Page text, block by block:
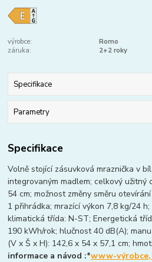
výrobce:
Romo
záruka:
2+2 roky
Specifikace
Parametry
Specifikace
Volně stojící zásuvková mraznička v
integrovaným madlem; celkový užitný
54 cm; možnost změny směru
1 přihrádka; mrazící výkon 7,8 kg/24
klimatická třída: N-ST; Energetická
190 kWh/rok; hlučnost 40 dB(A);
(V x Š x H): 142,6 x 54 x 57,1 cm;
informace a návod :*www-výrobce,